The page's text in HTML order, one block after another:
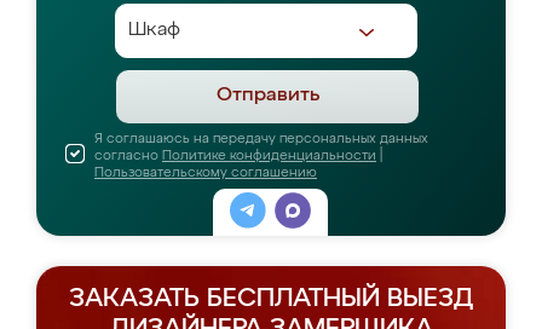
Отправить
Я соглашаюсь на передачу персональных данных
согласно Политике конфиденциальности
Пользовательскому соглашению
ЗАКАЗАТЬ БЕСПЛАТНЫЙ ВЫЕЗД